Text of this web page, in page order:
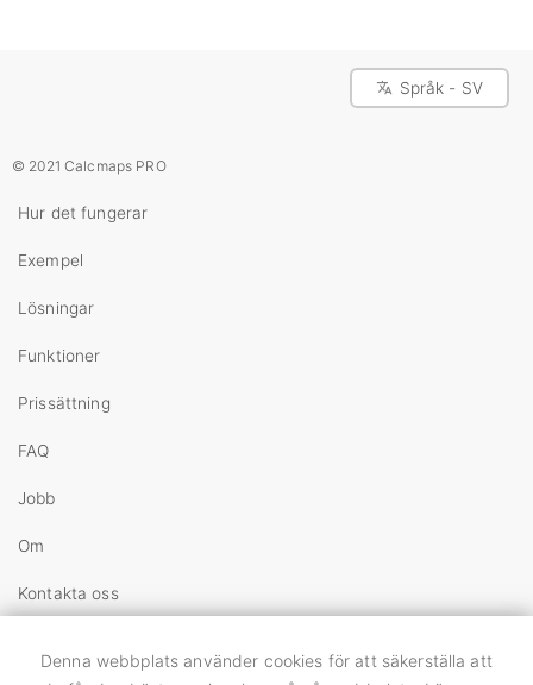
Språk - SV
© 2021 Calcmaps PRO
Hur det fungerar
Exempel
Lösningar
Funktioner
Prissättning
FAQ
Jobb
Om
Kontakta oss
Denna webbplats använder cookies för att säkerställa att